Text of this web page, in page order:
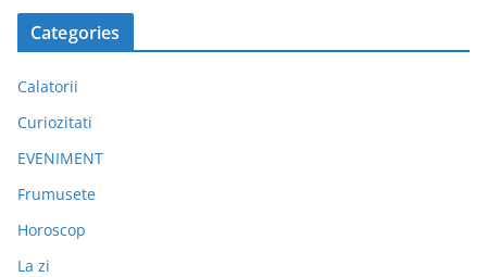
Categories
Calatorii
Curiozitati
EVENIMENT
Frumusete
Horoscop
La zi